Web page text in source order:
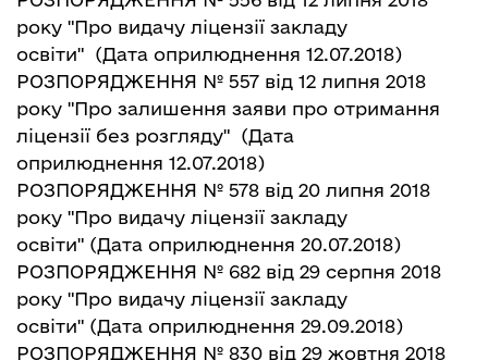
року "Про видачу ліцензії закладу
освіти" (Дата оприлюднення 12.07.2018)
РОЗПОРЯДЖЕННЯ № 557 від 12 липня 2018
року "Про залишення заяви про отримання
ліцензії без розгляду" (Дата
оприлюднення 12.07.2018)
РОЗПОРЯДЖЕННЯ № 578 від 20 липня 2018
року "Про видачу ліцензії закладу
освіти" (Дата оприлюднення 20.07.2018)
РОЗПОРЯДЖЕННЯ № 682 від 29 серпня 2018
року "Про видачу ліцензії закладу
освіти" (Дата оприлюднення 29.09.2018)
РОЗПОРЯДЖЕННЯ № 830 від 29 жовтня 2018